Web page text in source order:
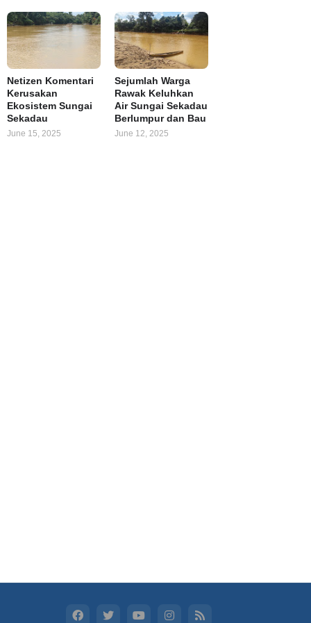
Netizen Komentari
Kerusakan
Ekosistem Sungai
Sekadau
June 15, 2025
Sejumlah Warga
Rawak Keluhkan
Air Sungai Sekadau
Berlumpur dan Bau
June 12, 2025